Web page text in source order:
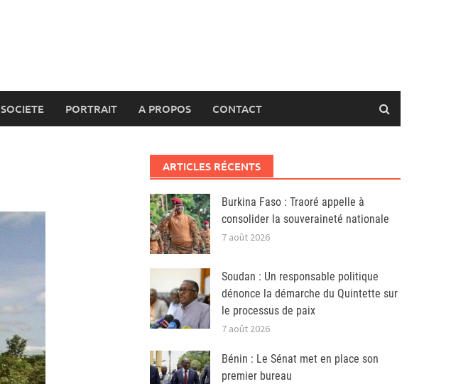
SOCIETE PORTRAIT A PROPOS CONTACT
ARTICLES RÉCENTS
Burkina Faso : Traoré appelle à
consolider la souveraineté nationale
7 août 2026
Soudan : Un responsable politique
dénonce la démarche du Quintette sur
le processus de paix
7 août 2026
Bénin : Le Sénat met en place son
premier bureau